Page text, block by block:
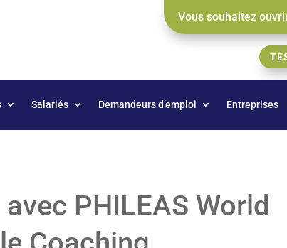
Vous souhaitez
Salariés Demandeurs d’emploi Entreprises
PHILEAS World